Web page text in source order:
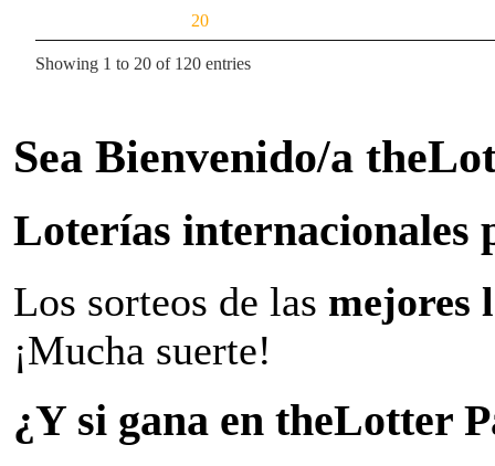
20
Showing 1 to 20 of 120 entries
Sea Bienvenido/a
Loterías internacionales
Los sorteos de las mejores
¡Mucha suerte!
¿Y si gana en theLotter